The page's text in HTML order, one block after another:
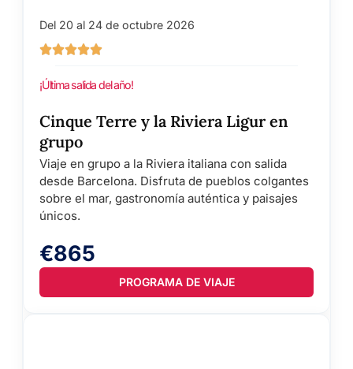
Del 20 al 24 de octubre 2026
¡Última salida del año!
Cinque Terre y la Riviera Ligur en
grupo
Viaje en grupo a la Riviera italiana con salida
desde Barcelona. Disfruta de pueblos colgantes
sobre el mar, gastronomía auténtica y paisajes
únicos.
€865
PROGRAMA DE VIAJE